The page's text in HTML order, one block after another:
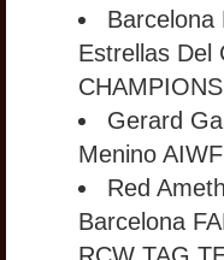
Barcelona
Estrellas Del
Gerard
Menino
Red
Barcelona